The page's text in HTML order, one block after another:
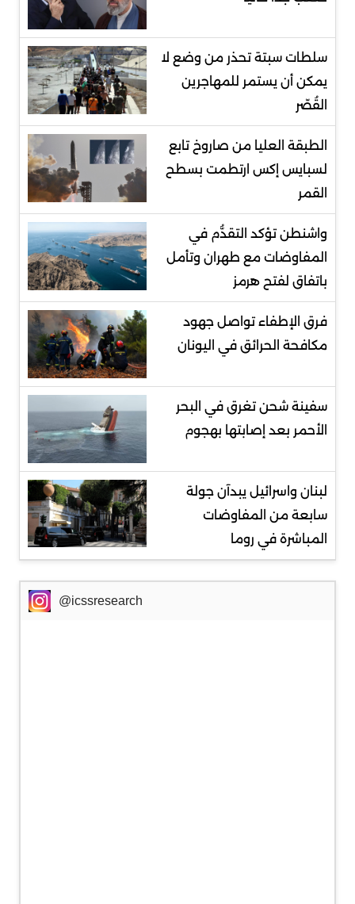
سلطات سبتة تحذر من وضع لا
يمكن أن يستمر للمهاجرين
القُصّر
الطبقة العليا من صاروخ تابع
لسبايس إكس ارتطمت بسطح
القمر
واشنطن تؤكد التقدُّم في
المفاوضات مع طهران وتأمل
باتفاق لفتح هرمز
فرق الإطفاء تواصل جهود
مكافحة الحرائق في اليونان
سفينة شحن تغرق في البحر
الأحمر بعد إصابتها بهجوم
لبنان واسرائيل يبدآن جولة
سابعة من المفاوضات
المباشرة في روما
@icssresearch